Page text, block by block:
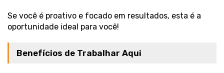
Se você é proativo e focado em resultados, esta é a
oportunidade ideal para você!
Benefícios de Trabalhar Aqui